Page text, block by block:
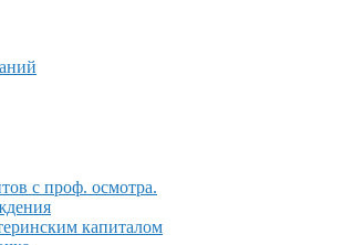
с проф. осмотра.
капиталом